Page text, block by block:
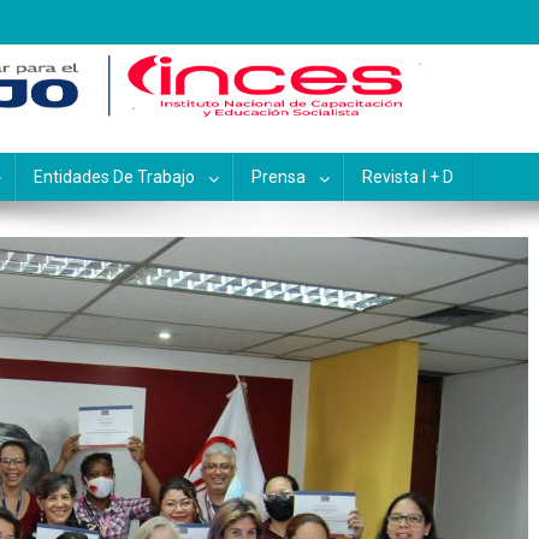
y Educación
Entidades De Trabajo Prensa Revista I + D